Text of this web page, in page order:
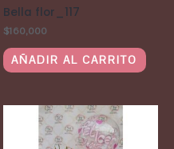
Bella flor_117
$160,000
AÑADIR AL CARRITO